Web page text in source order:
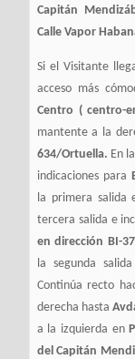
Capitán
Calle Vapor
Si el Visitante
acceso más
Centro ( centro-
mantente a la
634/Ortuella. En
indicaciones para
la primera salida
tercera salida e
en dirección BI-
la segunda
Continúa recto
derecha hasta
a la izquierda en
del Capitán